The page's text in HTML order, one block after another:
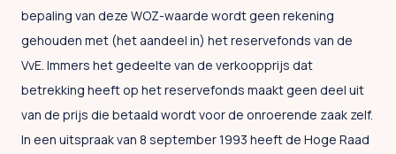
bepaling van deze WOZ-waarde wordt geen rekening
gehouden met (het aandeel in) het reservefonds van de
VvE. Immers het gedeelte van de verkoopprijs dat
betrekking heeft op het reservefonds maakt geen deel uit
van de prijs die betaald wordt voor de onroerende zaak zelf.
In een uitspraak van 8 september 1993 heeft de Hoge Raad